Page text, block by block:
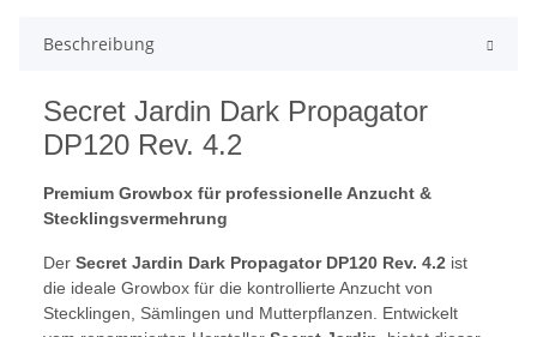
Beschreibung
Secret Jardin Dark Propagator
DP120 Rev. 4.2
Premium Growbox für professionelle Anzucht &
Stecklingsvermehrung
Der Secret Jardin Dark Propagator DP120 Rev. 4.2 ist
die ideale Growbox für die kontrollierte Anzucht von
Stecklingen, Sämlingen und Mutterpflanzen. Entwickelt